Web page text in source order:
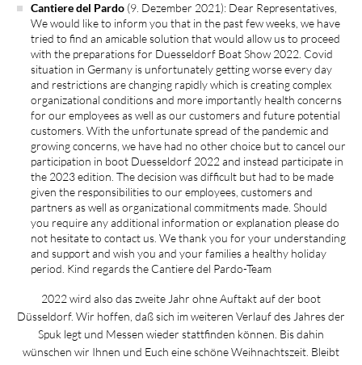
Cantiere del Pardo(9. Dezember 2021): Dear Representatives,
We would like to inform you that in the past few weeks, we have
tried to find an amicable solution that would allow us to proceed
with the preparations for Duesseldorf Boat Show 2022. Covid
situation in Germany is unfortunately getting worse every day
and restrictions are changing rapidly which is creating complex
organizational conditions and more importantly health concerns
for our employees as well as our customers and future potential
customers. With the unfortunate spread of the pandemic and
growing concerns, we have had no other choice but to cancel our
participation in boot Duesseldorf 2022 and instead participate in
the 2023 edition. The decision was difficult but had to be made
given the responsibilities to our employees, customers and
partners as well as organizational commitments made. Should
you require any additional information or explanation please do
not hesitate to contact us. We thank you for your understanding
and support and wish you and your families a healthy holiday
period. Kind regards the Cantiere del Pardo-Team
2022 wird also das zweite Jahr ohne Auftakt auf der boot
Düsseldorf. Wir hoffen, daß sich im weiteren Verlauf des Jahres der
Spuk legt und Messen wieder stattfinden können. Bis dahin
wünschen wir Ihnen und Euch eine schöne Weihnachtszeit. Bleibt